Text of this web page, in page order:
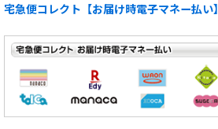
宅急便コレクト【お届け時電子マネー払い】